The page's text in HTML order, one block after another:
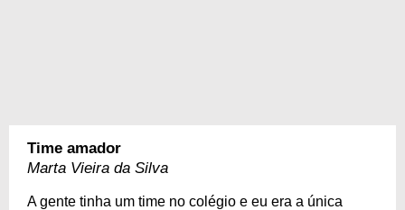
Time amador
Marta Vieira da Silva
A gente tinha um time no colégio e eu era a única